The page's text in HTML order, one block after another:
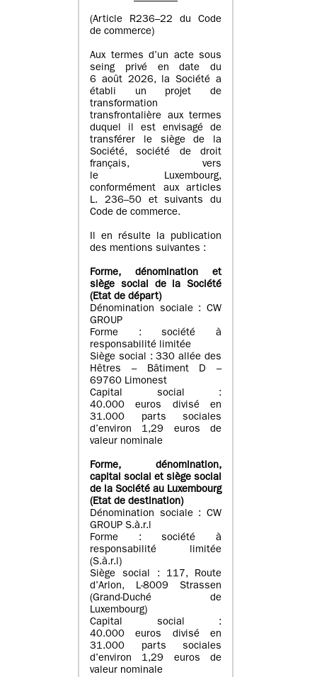
(Article R236–22 du Code
de commerce)
Aux termes d’un acte sous
seing privé en date du
6 août 2026, la Société a
établi un projet de
transformation
transfrontalière aux termes
duquel il est envisagé de
transférer le siège de la
Société, société de droit
français, vers
le Luxembourg,
conformément aux articles
L. 236–50 et suivants du
Code de commerce.
Il en résulte la publication
des mentions suivantes :
Forme, dénomination et
siège social de la Société
(Etatde départ)
Dénomination sociale : CW
GROUP
Forme : société à
responsabilité limitée
Siège social : 330 allée des
Hêtres – Bâtiment D –
69760 Limonest
Capital social :
40.000 euros divisé en
31.000 parts sociales
d’environ 1,29 euros de
valeur nominale
Forme, dénomination,
capital social et siège social
de la Société au Luxembourg
(Etat de destination)
Dénomination sociale : CW
GROUP S.à.r.l
Forme : société à
responsabilité limitée
(S.à.r.l)
Siège social : 117, Route
d’Arlon, L-8009 Strassen
(Grand-Duché de
Luxembourg)
Capital social :
40.000 euros divisé en
31.000 parts sociales
d’environ 1,29 euros de
valeur nominale